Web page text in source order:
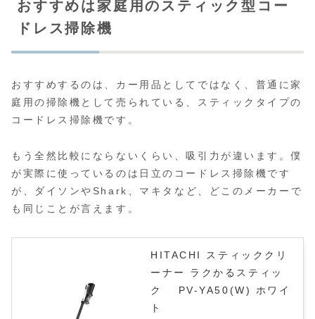
おすすめは家庭用のスティック型コー
ドレス掃除機
おすすめするのは、カー用品としてではなく、普通に家
庭用の掃除機として売られている、スティックタイプの
コードレス掃除機です。
もう全然比較にならないくらい、吸引力が違います。僕
が実際に使っているのは日立のコードレス掃除機です
が、ダイソンやShark、マキタなど、どこのメーカーで
も同じことが言えます。
HITACHI スティッククリ
ーナー ラクかるスティッ
ク PV-YA50(W) ホワイ
ト